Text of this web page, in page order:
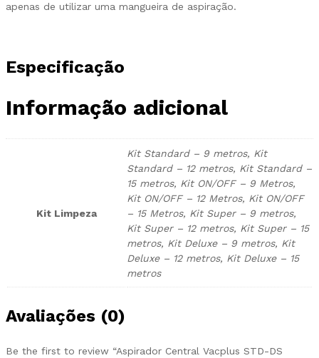
apenas de utilizar uma mangueira de aspiração.
Especificação
Informação adicional
Kit Limpeza
Kit Standard – 9 metros, Kit
Standard – 12 metros, Kit Standard –
15 metros, Kit ON/OFF – 9 Metros,
Kit ON/OFF – 12 Metros, Kit ON/OFF
– 15 Metros, Kit Super – 9 metros,
Kit Super – 12 metros, Kit Super – 15
metros, Kit Deluxe – 9 metros, Kit
Deluxe – 12 metros, Kit Deluxe – 15
metros
Avaliações (0)
Be the first to review “Aspirador Central Vacplus STD-DS